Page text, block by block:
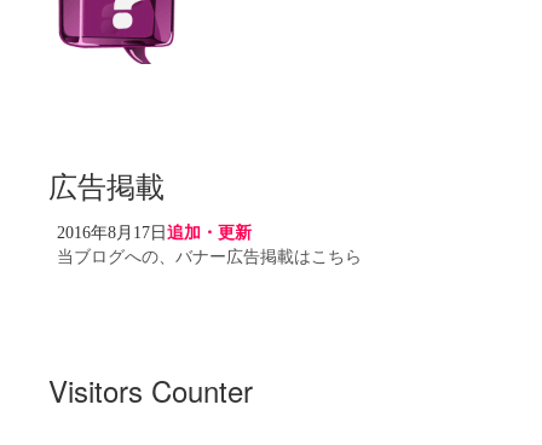
広告掲載
2016年8月17日追加・更新
当ブログへの、バナー広告掲載はこちら
Visitors Counter